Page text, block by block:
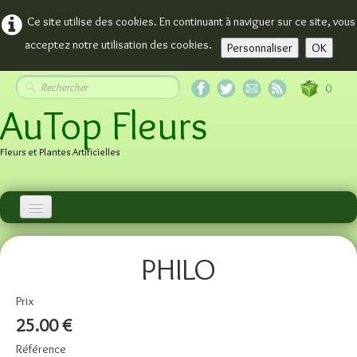
Ce site utilise des cookies. En continuant à naviguer sur ce site, vous
acceptez notre utilisation des cookies.
Personnaliser OK
0
AuTop Fleurs
Fleurs et Plantes Artificielles
Accueil
ARBRES
PHILO
Prix
25.00 €
Référence